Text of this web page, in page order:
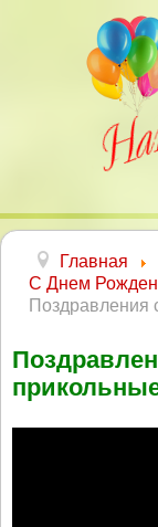
Главная
С Днем
Поздравления